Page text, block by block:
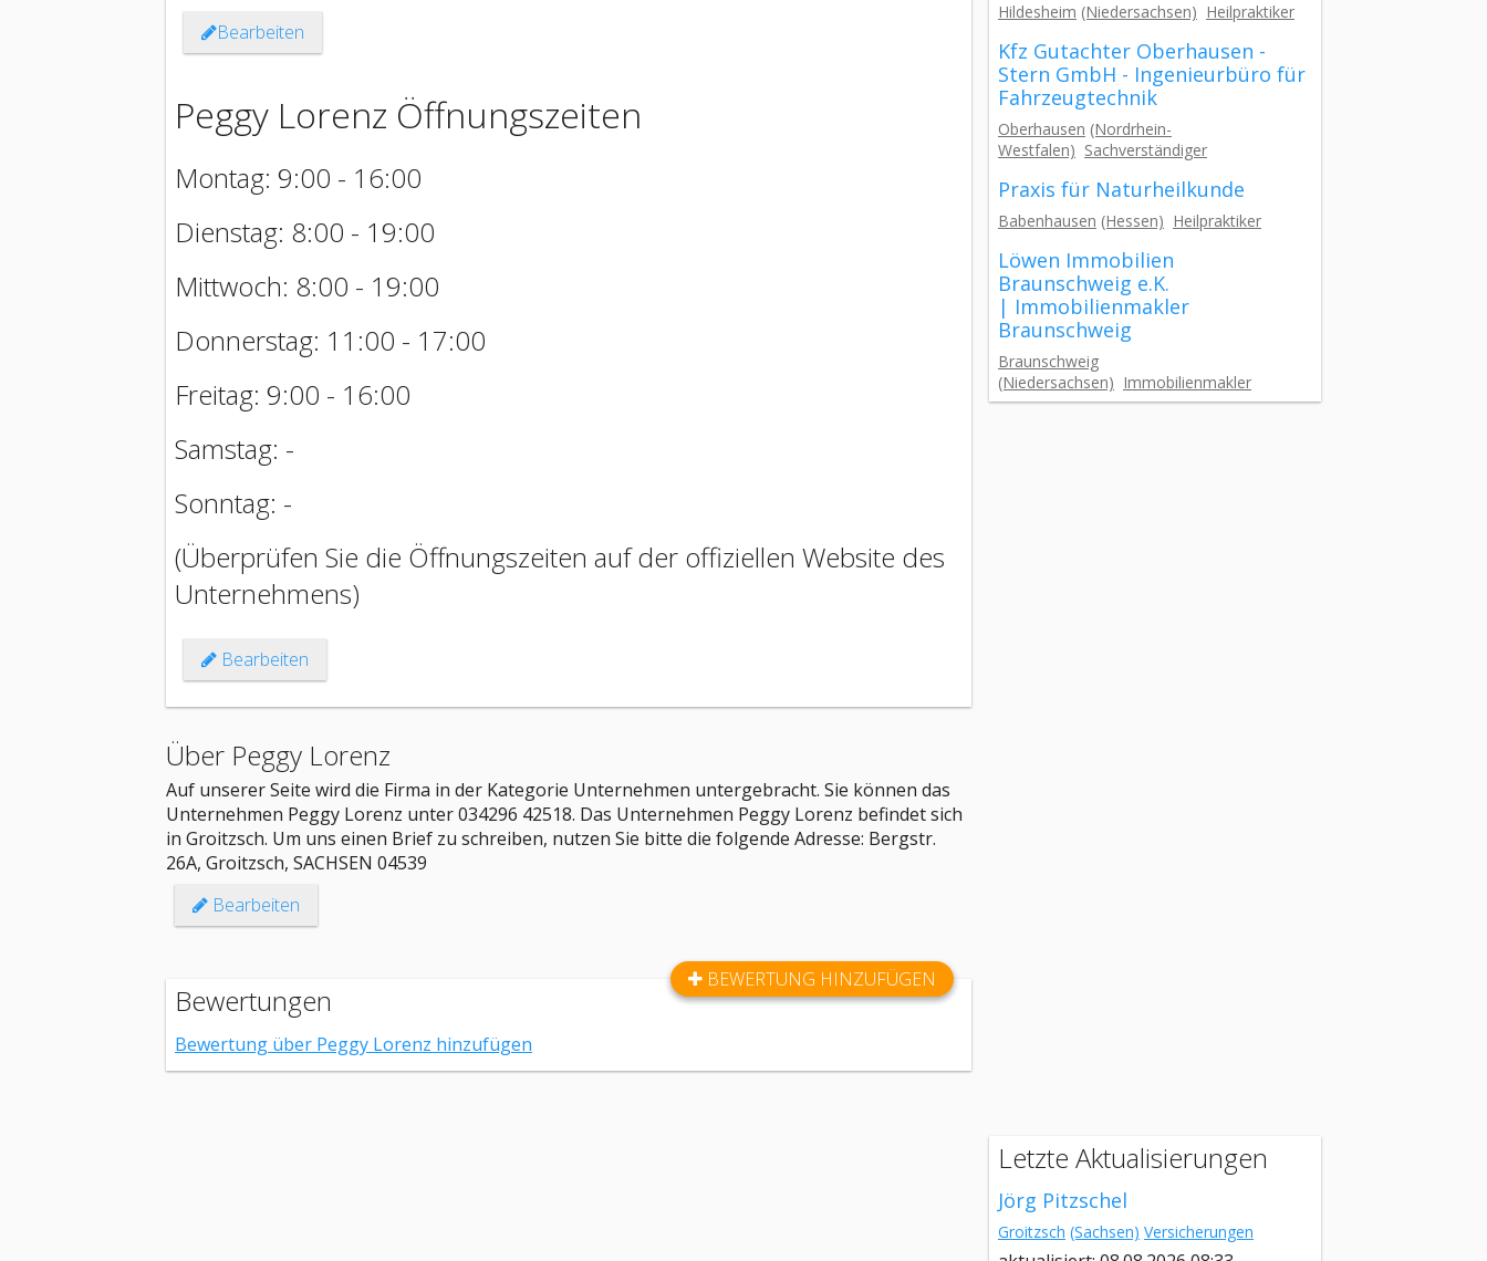
Bearbeiten
Peggy Lorenz Öffnungszeiten
Montag: 9:00 - 16:00
Dienstag: 8:00 - 19:00
Mittwoch: 8:00 - 19:00
Donnerstag: 11:00 - 17:00
Freitag: 9:00 - 16:00
Samstag: -
Sonntag: -
(Überprüfen Sie die Öffnungszeiten auf der offiziellen Website des
Unternehmens)
Bearbeiten
Über Peggy Lorenz
Auf unserer Seite wird die Firma in der Kategorie Unternehmen untergebracht. Sie können das
Unternehmen Peggy Lorenz unter 034296 42518. Das Unternehmen Peggy Lorenz befindet sich
in Groitzsch. Um uns einen Brief zu schreiben, nutzen Sie bitte die folgende Adresse: Bergstr.
26A, Groitzsch, SACHSEN 04539
Bearbeiten
BEWERTUNG HINZUFÜGEN
Bewertungen
Bewertung über Peggy Lorenz hinzufügen
Hildesheim (Niedersachsen) Heilpraktiker
Kfz Gutachter Oberhausen -
Stern GmbH - Ingenieurbüro für
Fahrzeugtechnik
Oberhausen (Nordrhein-
Westfalen) Sachverständiger
Praxis für Naturheilkunde
Babenhausen (Hessen) Heilpraktiker
Löwen Immobilien
Braunschweig e.K.
| Immobilienmakler
Braunschweig
Braunschweig
(Niedersachsen) Immobilienmakler
Letzte Aktualisierungen
Jörg Pitzschel
Groitzsch (Sachsen) Versicherungen